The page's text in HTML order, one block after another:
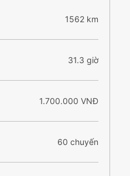
1562 km
31.3 giờ
1.700.000 VNĐ
60 chuyến